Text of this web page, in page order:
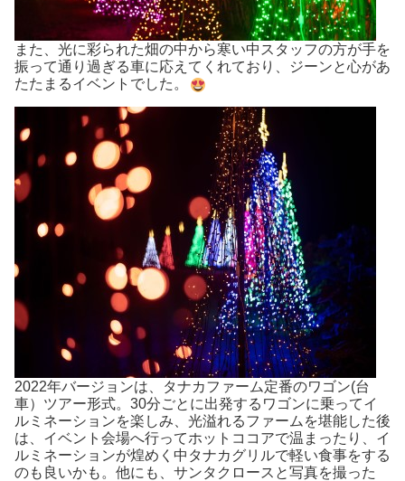
また、光に彩られた畑の中から寒い中スタッフの方が手を
振って通り過ぎる車に応えてくれており、ジーンと心があ
たたまるイベントでした。
2022年バージョンは、タナカファーム定番のワゴン(台
車）ツアー形式。30分ごとに出発するワゴンに乗ってイ
ルミネーションを楽しみ、光溢れるファームを堪能した後
は、イベント会場へ行ってホットココアで温まったり、イ
ルミネーションが煌めく中タナカグリルで軽い食事をする
のも良いかも。他にも、サンタクロースと写真を撮った